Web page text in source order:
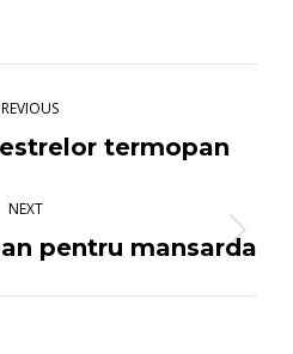
Previous
termopan
NEXT
Nextpentru mansarda